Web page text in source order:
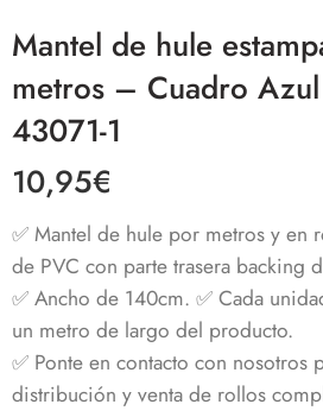
Mantel de hule
metros – Cuadro
43071-1
10,95€
✅ Mantel de hule por metros y en
de PVC con parte trasera backing
✅ Ancho de 140cm. ✅ Cada
un metro de largo del producto.
✅ Ponte en contacto con nosotros
distribución y venta de rollos